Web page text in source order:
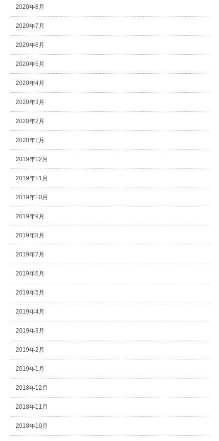
2020年8月
2020年7月
2020年6月
2020年5月
2020年4月
2020年3月
2020年2月
2020年1月
2019年12月
2019年11月
2019年10月
2019年9月
2019年8月
2019年7月
2019年6月
2019年5月
2019年4月
2019年3月
2019年2月
2019年1月
2018年12月
2018年11月
2018年10月